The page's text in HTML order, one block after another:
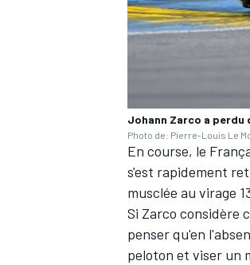
AUTRES
Johann Zarco a perdu
Photo de: Pierre-Louis Le
En course, le
s'est rapidement
musclée au virage
Si Zarco considère
penser qu'en
peloton et viser un